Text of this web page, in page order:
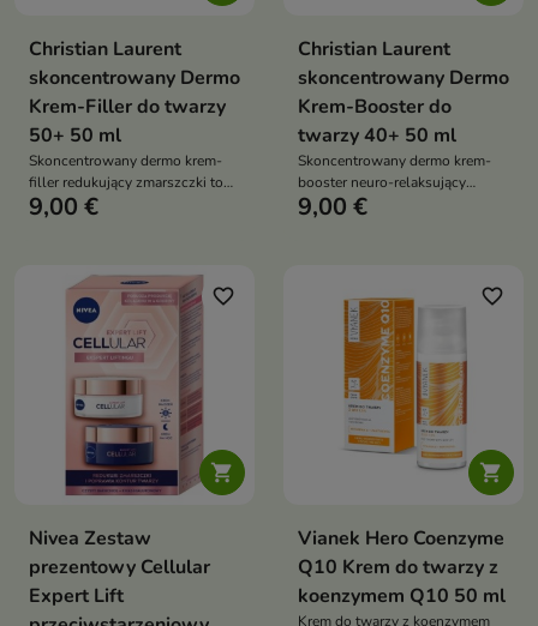
Christian Laurent
skoncentrowany Dermo
Krem-Filler do twarzy
50+ 50 ml
Skoncentrowany dermo krem-
filler redukujący zmarszczki to
zaawansowany krem
roku życia
9,00 €
Christian Laurent
skoncentrowany Dermo
Krem-Booster do
twarzy 40+ 50 ml
Skoncentrowany dermo krem-
booster neuro-relaksujący
Botulin Revolution to
mimiczne i poprawia napięcie
9,00 €

favorite_border
Nivea Zestaw
prezentowy Cellular
Expert Lift

favorite_border
Vianek Hero Coenzyme
Q10 Krem do twarzy z
koenzymem Q10 50 ml
Krem do twarzy z koenzymem